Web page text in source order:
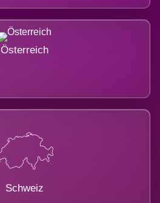
Österreich
Schweiz